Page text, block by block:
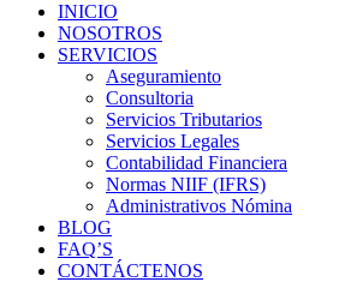
INICIO
NOSOTROS
SERVICIOS
Aseguramiento
Consultoria
Servicios Tributarios
Servicios Legales
Contabilidad Financiera
Normas NIIF (IFRS)
Administrativos Nómina
BLOG
FAQ’S
CONTÁCTENOS